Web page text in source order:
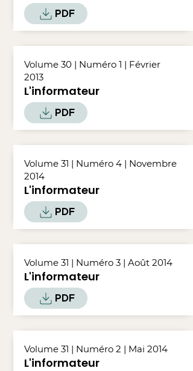
PDF
Volume 30 | Numéro 1 | Février
2013
L'informateur
PDF
Volume 31 | Numéro 4 | Novembre
2014
L'informateur
PDF
Volume 31 | Numéro 3 | Août 2014
L'informateur
PDF
Volume 31 | Numéro 2 | Mai 2014
L'informateur